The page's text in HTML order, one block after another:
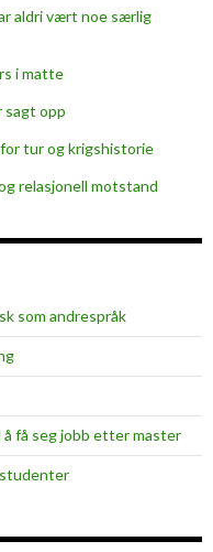
aldri vært noe særlig
i matte
sagt opp
tur og krigshistorie
relasjonell motstand
som andrespråk
få seg jobb etter master